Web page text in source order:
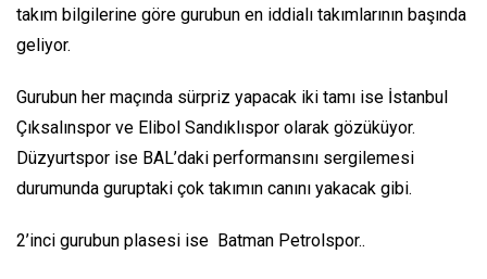
takım bilgilerine göre gurubun en iddialı takımlarının başında
geliyor.
Gurubun her maçında sürpriz yapacak iki tamı ise İstanbul
Çıksalınspor ve Elibol Sandıklıspor olarak gözüküyor.
Düzyurtspor ise BAL’daki performansını sergilemesi
durumunda guruptaki çok takımın canını yakacak gibi.
2’inci gurubun plasesi ise Batman Petrolspor..